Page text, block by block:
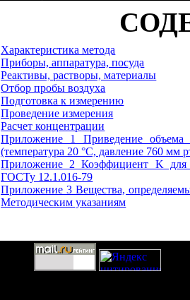
Характеристика метода
Приборы, аппаратура, посуда
Реактивы, растворы, материалы
Отбор пробы воздуха
Подготовка к измерению
Проведение измерения
Расчет концентрации
Приложение 1 Приведение
(температура 20 °С, давление 760 мм
Приложение 2 Коэффициент K для
ГОСТу 12.1.016-79
Приложение 3 Вещества,
Методическим указаниям